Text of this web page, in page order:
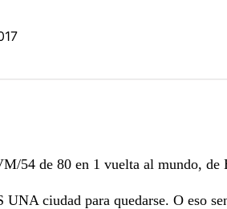
54 de 80 en 1 vuelta al mundo, de
UNA ciudad para quedarse. O eso